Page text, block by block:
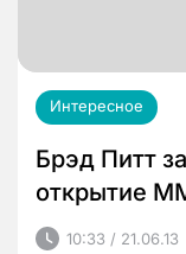
Интересное
Брэд Питт
открытие
10:33 / 21.06.13